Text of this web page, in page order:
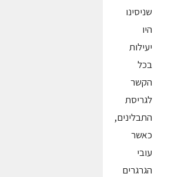
שניסינו
היו
יעילות
בכל
הקשר
לגריסת
התבלינים,
כאשר
עובי
הגרגרים